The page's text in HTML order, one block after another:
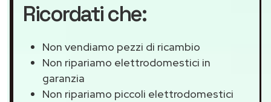
Ricordati che:
Non vendiamo pezzi di ricambio
Non ripariamo elettrodomestici in
garanzia
Non ripariamo piccoli elettrodomestici